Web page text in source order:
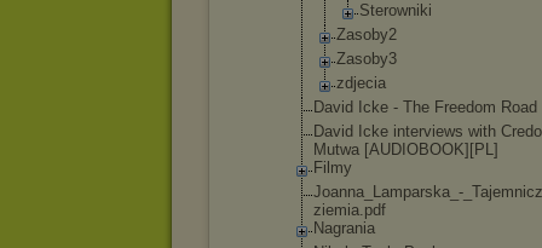
Sterowniki
Zasoby2
Zasoby3
zdjecia
David Icke - The Freedom Road
David Icke interviews with Credo
Mutwa [AUDIOBOOK] [PL]
Filmy
Joanna_Lamparska_-_Taj
ziemia.pdf
Nagrania